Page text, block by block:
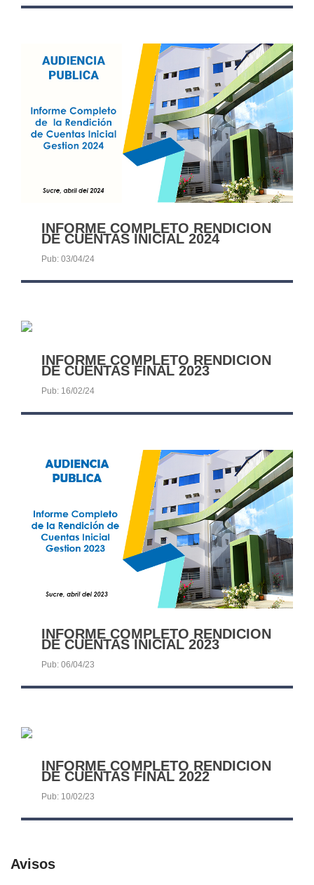
INFORME COMPLETO RENDICION
DE CUENTAS INICIAL 2024
Pub: 03/04/24
INFORME COMPLETO RENDICION
DE CUENTAS FINAL 2023
Pub: 16/02/24
INFORME COMPLETO RENDICION
DE CUENTAS INICIAL 2023
Pub: 06/04/23
INFORME COMPLETO RENDICION
DE CUENTAS FINAL 2022
Pub: 10/02/23
Avisos